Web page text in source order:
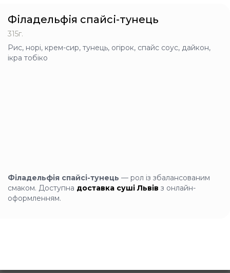
Філадельфія спайсі-тунець
315г.
Рис, норі, крем-сир, тунець, огірок, спайс соус, дайкон,
ікра тобіко
Філадельфія спайсі-тунець — рол із збалансованим
смаком. Доступна доставка суші Львів з онлайн-
оформленням.
Рол з ікрою та крем-
260г
260г
Рис, норі, крем-сир,